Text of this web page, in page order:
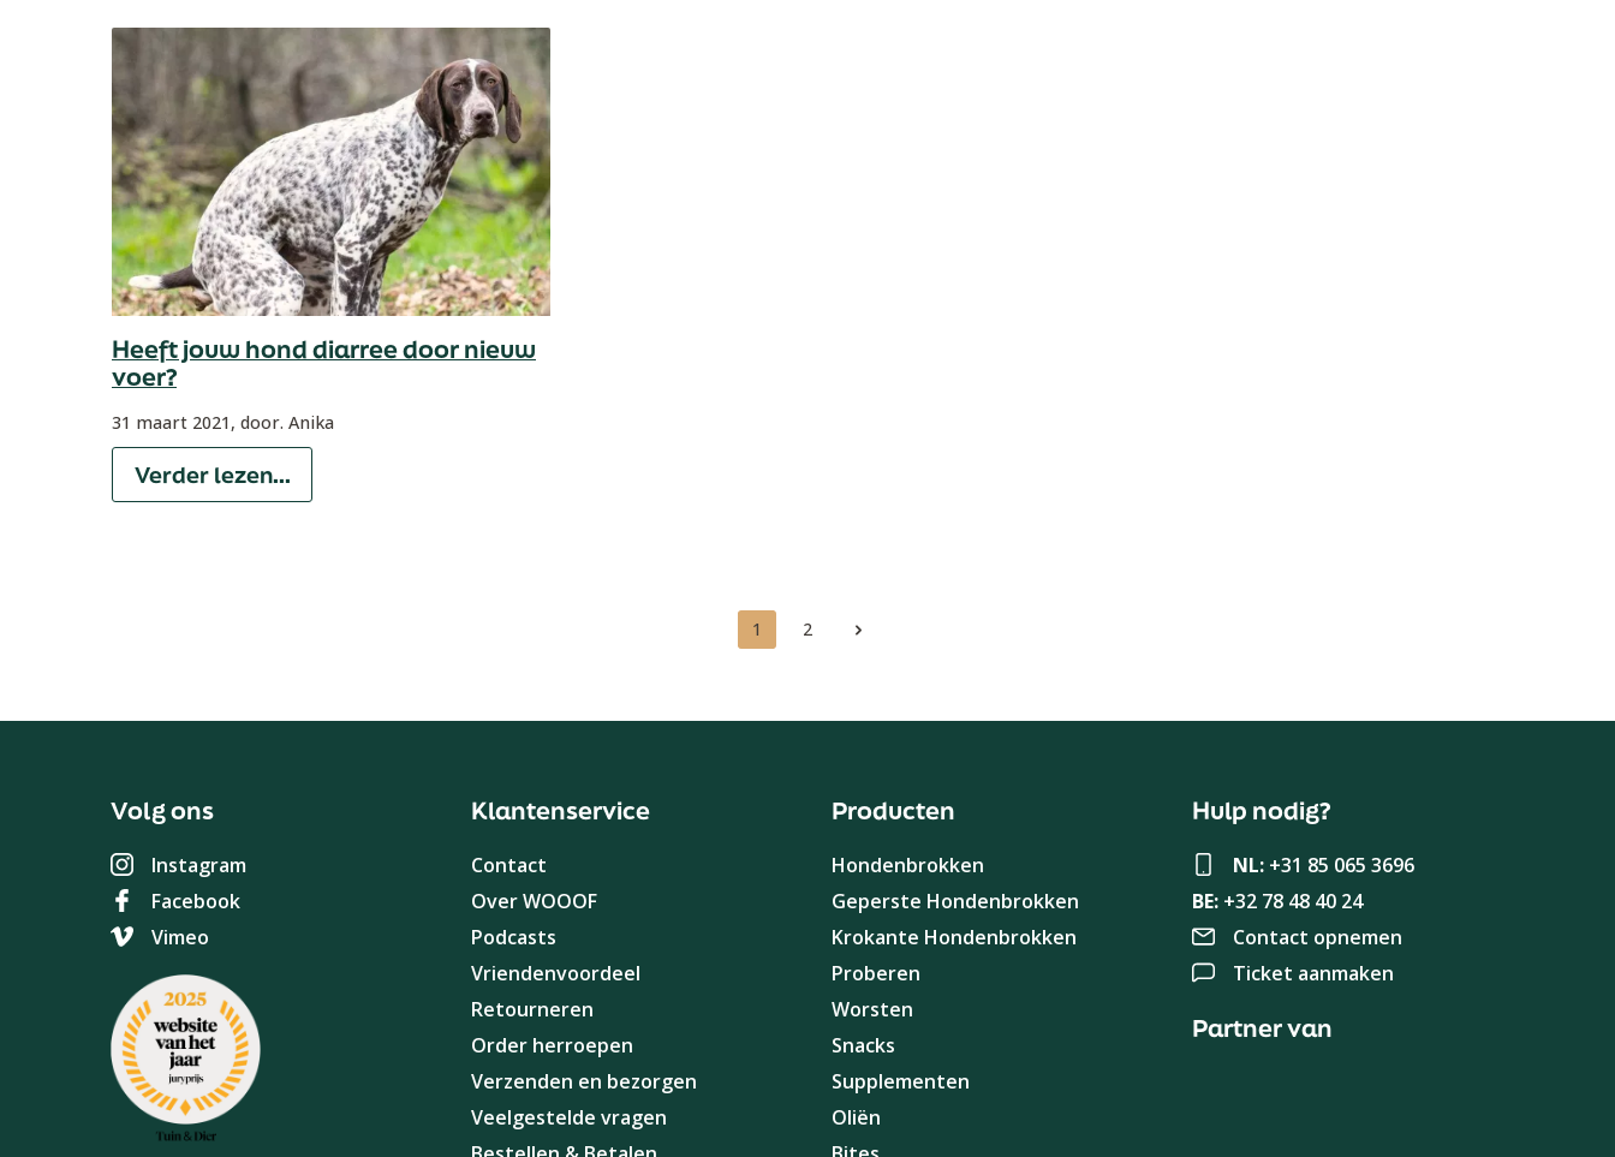
Heeft jouw hond diarree door nieuw
voer?
31 maart 2021, door. Anika
Verder lezen...
Pagina
1 Pagina
2
Volg ons
Instagram
Facebook
Vimeo
Klantenservice
Contact
Over WOOOF
Podcasts
Vriendenvoordeel
Retourneren
Order herroepen
Verzenden en bezorgen
Veelgestelde vragen
Producten
Hondenbrokken
Geperste Hondenbrokken
Krokante Hondenbrokken
Proberen
Worsten
Snacks
Supplementen
Oliën
Hulp nodig?
NL: +31 85 065 3696
BE: +32 78 48 40 24
Contact opnemen
Ticket aanmaken
Partner van